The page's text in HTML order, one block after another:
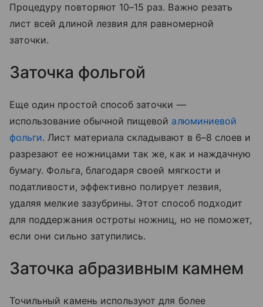
Процедуру повторяют 10–15 раз. Важно резать
лист всей длиной лезвия для равномерной
заточки.
Заточка фольгой
Еще один простой способ заточки —
использование обычной пищевой алюминиевой
фольги. Лист материала складывают в 6–8 слоев и
разрезают ее ножницами так же, как и наждачную
бумагу. Фольга, благодаря своей мягкости и
податливости, эффективно полирует лезвия,
удаляя мелкие зазубрины. Этот способ подходит
для поддержания остроты ножниц, но не поможет,
если они сильно затупились.
Заточка абразивным камнем
Точильный камень используют для более